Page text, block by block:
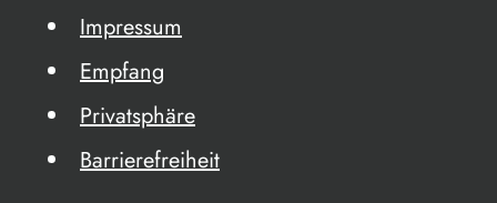
Impressum
Empfang
Privatsphäre
Barrierefreiheit